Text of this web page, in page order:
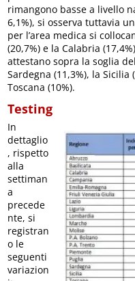
rimangono basse a livello
6,1%), si osserva tuttavia
per l’area medica si
(20,7%) e la Calabria
attestano sopra la soglia
Sardegna (11,3%), la Sicilia
Toscana (10%).
Testing
In
dettaglio
, rispetto
alla
settiman
a
precede
nte, si
registran
o le
seguenti
variazion